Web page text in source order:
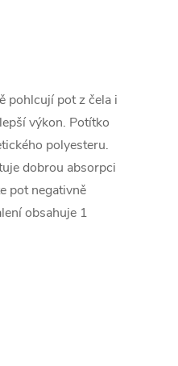
pohlcují pot z čela i
výkon. Potítko
polyesteru.
dobrou absorpci
pot negativně
obsahuje 1